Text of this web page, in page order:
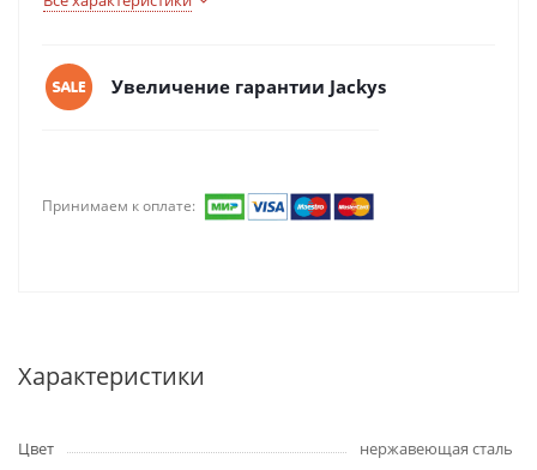
Увеличение гарантии Jackys
Принимаем к оплате:
Характеристики
Цвет
нержавеющая сталь